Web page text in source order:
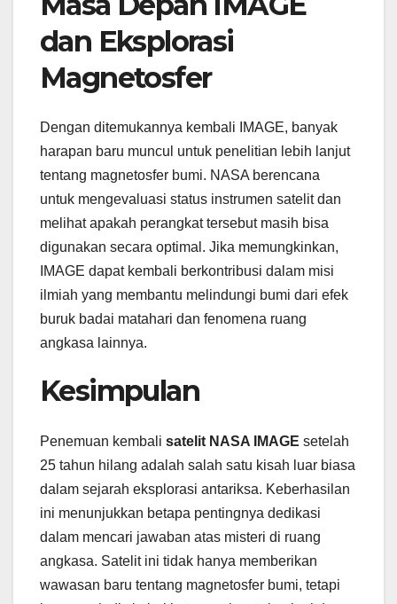
dan Eksplorasi
Magnetosfer
Dengan ditemukannya kembali IMAGE, banyak
harapan baru muncul untuk penelitian lebih lanjut
tentang magnetosfer bumi. NASA berencana
untuk mengevaluasi status instrumen satelit dan
melihat apakah perangkat tersebut masih bisa
digunakan secara optimal. Jika memungkinkan,
IMAGE dapat kembali berkontribusi dalam misi
ilmiah yang membantu melindungi bumi dari efek
buruk badai matahari dan fenomena ruang
angkasa lainnya.
Kesimpulan
Penemuan kembali satelit NASA IMAGE setelah
25 tahun hilang adalah salah satu kisah luar biasa
dalam sejarah eksplorasi antariksa. Keberhasilan
ini menunjukkan betapa pentingnya dedikasi
dalam mencari jawaban atas misteri di ruang
angkasa. Satelit ini tidak hanya memberikan
wawasan baru tentang magnetosfer bumi, tetapi